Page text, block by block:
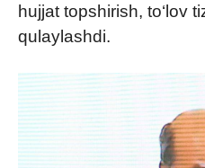
hujjat topshirish, to‘lov
qulaylashdi.